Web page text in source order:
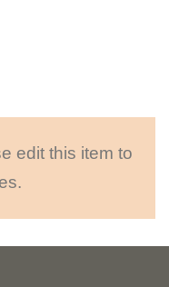
edit this item to